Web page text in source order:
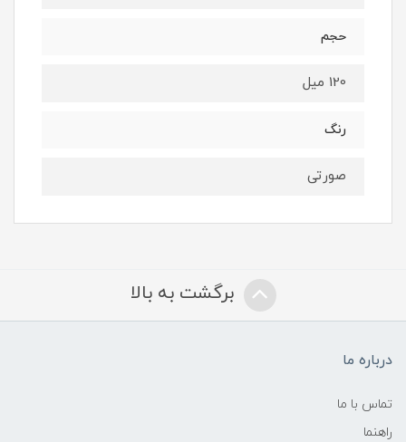
حجم
120 میل
رنگ
صورتی
برگشت به بالا
درباره ما
تماس با ما
راهنما